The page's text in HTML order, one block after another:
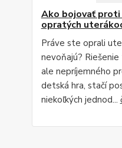
Ako bojovať proti
opratých
Práve ste oprali
nevoňajú?
ale nepríjemného
detská hra, stačí
niekoľkých jednod...